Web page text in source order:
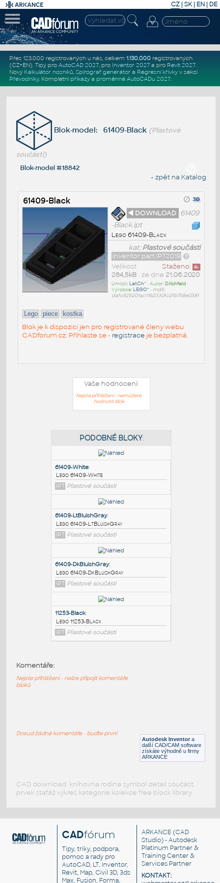
CZ | SK| EN | DE
Přes 123.000 registrovaných u nás, celkem 1.130.000registrovaných
(CZ+EN). Tipy pro AutoCAD 2027, pro Inventor 2027a pro Revit 2027.
Nový Kalkulátor nosníků, Spirograf generátor a Regresní křivkyv sekci
Převodníky. Kompletní příkazya proměnné AutoCADu 2027.
Blok-model: 61409-Black (Plastové
součásti)
Blok-model #18842
« zpět na Katalog
61409-Black
◄ DOWNLOAD
61409
-Black.ipt
Lego 61409-Black
kat:Plastové součásti
Inventor part IPT2019
Staženo: 4x
Velikost
284,5kB• ze dne 21.06.2020
Umístil: LatCh^ • Autor: D.Kohfeld•
Výrobce: LEGO^ • md5:
dafc825201ac1162330fc2fb758e0381
Lego piece kostka
Blok je k dispozici jen pro registrované členy webu
CADforum.cz. Přihlaste se - registrace je bezplatná.
Vaše hodnocení:
Nejste přihlášeni - nemůžete
hodnotit blok
PODOBNÉ BLOKY
61409-White:
Lego 61409-White
IPT Plastové součásti
61409-LtBluishGray:
Lego 61409-LtBluishGray
IPT
Plastové součásti
Lego 11253-Black
Autodesk Inventor a
další CAD/CAM software
získáte výhodně u firmy
ARKANCE
Komentáře:
Nejste přihlášeni - nelze připojit komentáře
bloků
Dosud žádné komentáře - buďte první
CAD download: knihovna rodina symbol detail součást
prvek stafáž výkres kategorie kolekce free block library
CADfórum
Tipy, triky, podpora,
pomoc a rady pro
AutoCAD, LT, Inventor,
Revit, Map, Civil 3D, 3ds
Max, Fusion, Forma,
ARKANCE (CAD
Studio) - Autodesk
Platinum Partner &
Training Center &
Services Partner
KONTAKT: